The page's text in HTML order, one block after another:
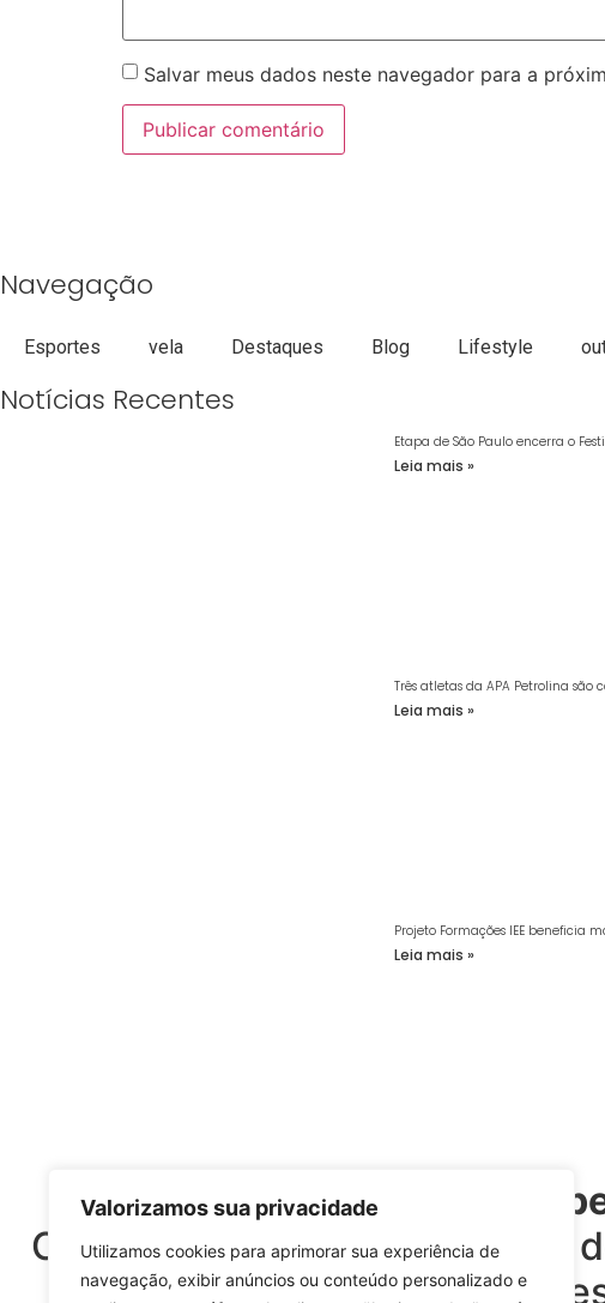
Valorizamos sua privacidade
Utilizamos cookies para aprimorar sua experiência de
navegação, exibir anúncios ou conteúdo personalizado e
Salvar meus dados neste navegador para a
Navegação
Esportes vela Destaques Blog Lifestyle
Notícias Recentes
Etapa de São Paulo encerra o
Leia mais »
Três atletas da APA Petrolina são
Leia mais »
Projeto Formações IEE beneficia
Leia mais »
Seja
O Sobre as Águas é um portal
modalidades, eventos e o